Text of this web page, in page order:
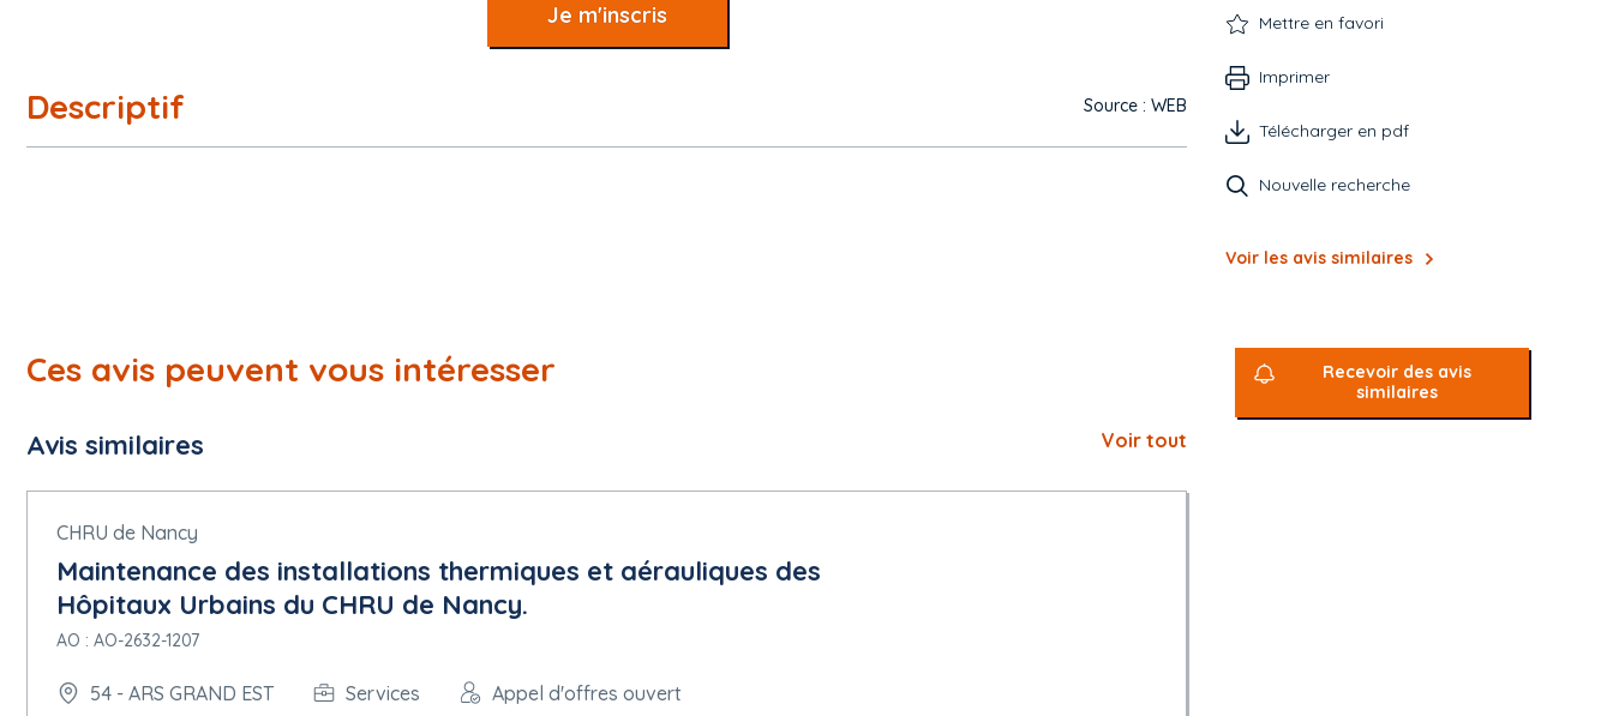
Je m'inscris
Descriptif Source : WEB
Mettre en favori
Imprimer
Télécharger en pdf
Nouvelle recherche
Voir les avis similaires
Ces avis peuvent vous intéresser
Avis similaires Voir tout
CHRU de Nancy
Maintenance des installations thermiques et aérauliques des
Hôpitaux Urbains du CHRU de Nancy.
AO : AO-2632-1207
54 - ARS GRAND EST Services Appel d'offres ouvert
Recevoir des avis
similaires